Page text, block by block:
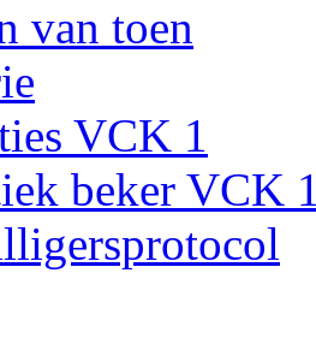
van toen
VCK 1
beker VCK